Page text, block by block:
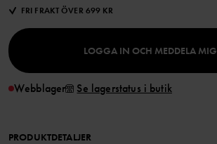
FRI FRAKT ÖVER 699 KR
LOGGA IN OCH MEDDELA MIG
Webblager Se lagerstatus i butik
PRODUKTDETALJER